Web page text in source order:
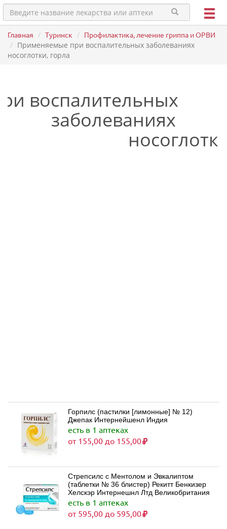
Главная Туринск Профилактика, лечение гриппа и ОРВИ
Применяемые при воспалительных заболеваниях
носоглотки, горла
воспалительных
заболеваниях
Горпилс (пастилки [лимонные] № 12)
Джепак Интернейшенл Индия
есть в 1 аптеках
от 155,00 до 155,00
Стрепсилс c Ментолом и Эвкалиптом
(таблетки № 36 блистер) Рекитт Бенкизер
Хелскэр Интернешнл Лтд Великобритания
есть в 1 аптеках
от 595,00 до 595,00